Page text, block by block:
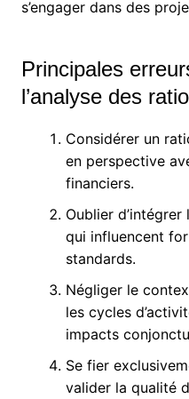
s’engager dans des
Principales
l’analyse des
Considérer un
en perspective
financiers.
Oublier
qui influencent
standards.
Négliger le
les cycles
impacts
Se fier
valider la qualité